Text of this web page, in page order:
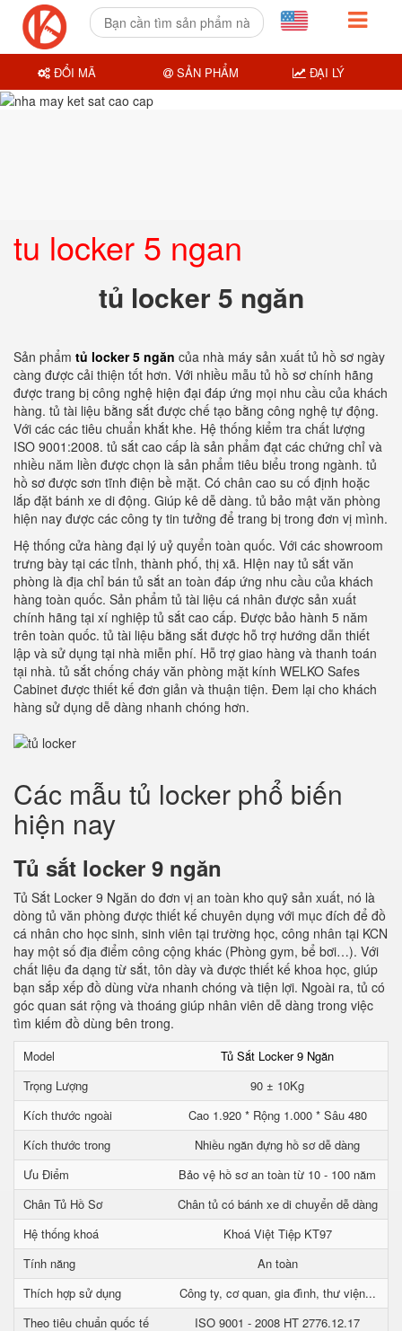
tu locker 5 ngan
tủ locker 5 ngăn
Sản phẩm tủ locker 5 ngăn của nhà máy sản xuất tủ hồ sơ ngày
càng được cải thiện tốt hơn. Với nhiều mẫu tủ hồ sơ chính hãng
được trang bị công nghệ hiện đại đáp ứng mọi nhu cầu của khách
hàng. tủ tài liệu bằng sắt được chế tạo bằng công nghệ tự động.
Với các các tiêu chuẩn khắt khe. Hệ thống kiểm tra chất lượng
ISO 9001:2008. tủ sắt cao cấp là sản phẩm đạt các chứng chỉ và
nhiều năm liền được chọn là sản phẩm tiêu biểu trong ngành. tủ
hồ sơ được sơn tĩnh điện bề mặt. Có chân cao su cố định hoặc
lắp đặt bánh xe di động. Giúp kê dễ dàng. tủ bảo mật văn phòng
hiện nay được các công ty tin tưởng để trang bị trong đơn vị mình.
Hệ thống cửa hàng đại lý uỷ quyển toàn quốc. Với các showroom
trưng bày tại các tỉnh, thành phố, thị xã. HIện nay tủ sắt văn
phòng là địa chỉ bán tủ sắt an toàn đáp ứng nhu cầu của khách
hàng toàn quốc. Sản phẩm tủ tài liệu cá nhân được sản xuất
chính hãng tại xí nghiệp tủ sắt cao cấp. Được bảo hành 5 năm
trên toàn quốc. tủ tài liệu bằng sắt được hỗ trợ hướng dẫn thiết
lập và sử dụng tại nhà miễn phí. Hỗ trợ giao hàng và thanh toán
tại nhà. tủ sắt chống cháy văn phòng mặt kính WELKO Safes
Cabinet được thiết kế đơn giản và thuận tiện. Đem lại cho khách
hàng sử dụng dễ dàng nhanh chóng hơn.
Các mẫu tủ locker phổ biến
hiện nay
Tủ sắt locker 9 ngăn
Tủ Sắt Locker 9 Ngăn do đơn vị an toàn kho quỹ sản xuất, nó là
dòng tủ văn phòng được thiết kế chuyên dụng với mục đích để đồ
cá nhân cho học sinh, sinh viên tại trường học, công nhân tại KCN
hay một số địa điểm công cộng khác (Phòng gym, bể bơi…). Với
chất liệu đa dạng từ sắt, tôn dày và được thiết kế khoa học, giúp
bạn sắp xếp đồ dùng vừa nhanh chóng và tiện lợi. Ngoài ra, tủ có
góc quan sát rộng và thoáng giúp nhân viên dễ dàng trong việc
tìm kiếm đồ dùng bên trong.
Model
Tủ Sắt Locker 9 Ngăn
Trọng Lượng
90 ± 10Kg
Kích thước ngoài
Cao 1.920 * Rộng 1.000 * Sâu 480
Kích thước trong
Nhiều ngăn đựng hồ sơ dễ dàng
Ưu Điểm
Bảo vệ hồ sơ an toàn từ 10 - 100 năm
Chân Tủ Hồ Sơ
Chân tủ có bánh xe di chuyển dễ dàng
Hệ thống khoá
Khoá Việt Tiệp KT97
Tính năng
An toàn
Thích hợp sử dụng
Công ty, cơ quan, gia đình, thư viện...
Theo tiêu chuẩn quốc tế
ISO 9001 - 2008 HT 2776.12.17
ĐỔI MÃ SẢN PHẨM ĐẠI LÝ